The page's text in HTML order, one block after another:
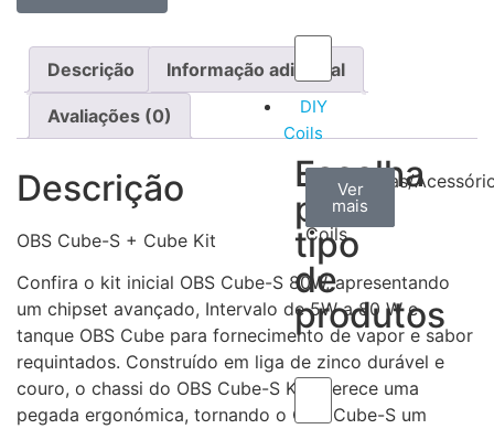
DIY
Coils
Escolha
por
tipo
de
produtos
Arame
Coils
Ver
mais
Algodão
Ver
mais
Ferramentas/
Ver
mais
Descrição Informação adicional
Avaliações (0)
Descrição
OBS Cube-S + Cube Kit
Confira o kit inicial OBS Cube-S 80W, apresentando
um chipset avançado, Intervalo de 5W a 80 W e
tanque OBS Cube para fornecimento de vapor e sabor
requintados. Construído em liga de zinco durável e
couro, o chassi do OBS Cube-S Kit oferece uma
pegada ergonómica, tornando o OBS Cube-S um